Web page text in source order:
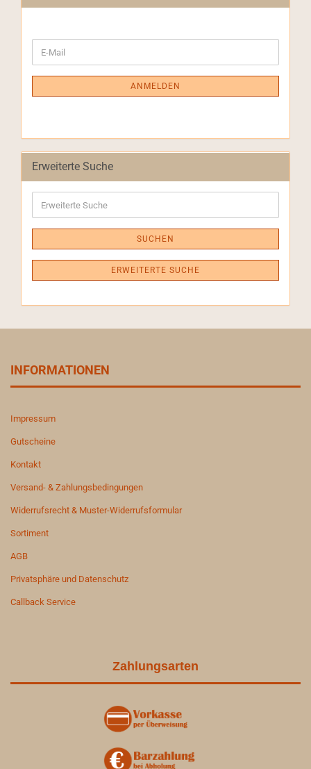
ZUR
E-
Mail
ANMELDEN
Erweiterte Suche
Suche
SUCHEN
ERWEITERTE SUCHE
INFORMATIONEN
Impressum
Gutscheine
Kontakt
Versand- & Zahlungsbedingungen
Widerrufsrecht & Muster-Widerrufsformular
Sortiment
AGB
Privatsphäre und Datenschutz
Callback Service
Zahlungsarten